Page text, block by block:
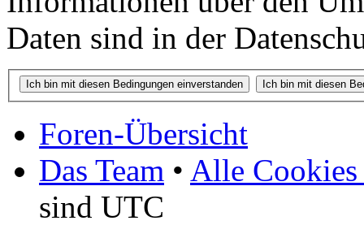
Daten sind in der
Foren-Übersicht
Das Team • Alle Cookies
sind UTC